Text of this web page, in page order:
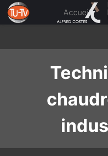
content
Accueil